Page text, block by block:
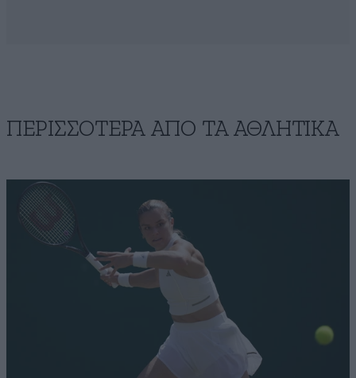
ΠΕΡΙΣΣΟΤΕΡΑ ΑΠΟ ΤA ΑΘΛΗΤΙΚΑ